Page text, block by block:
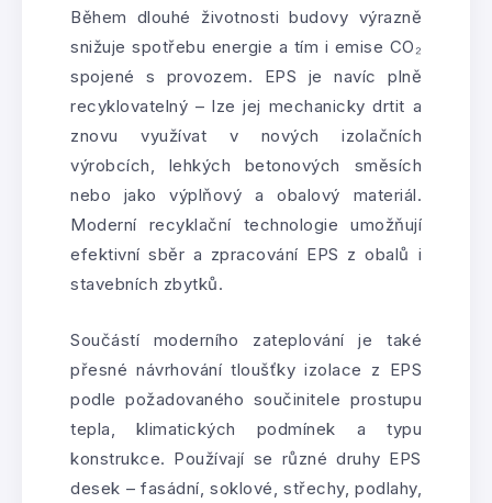
Během dlouhé životnosti budovy výrazně
snižuje spotřebu energie a tím i emise CO₂
spojené s provozem. EPS je navíc plně
recyklovatelný – lze jej mechanicky drtit a
znovu využívat v nových izolačních
výrobcích, lehkých betonových směsích
nebo jako výplňový a obalový materiál.
Moderní recyklační technologie umožňují
efektivní sběr a zpracování EPS z obalů i
stavebních zbytků.
Součástí moderního zateplování je také
přesné návrhování tloušťky izolace z EPS
podle požadovaného součinitele prostupu
tepla, klimatických podmínek a typu
konstrukce. Používají se různé druhy EPS
desek – fasádní, soklové, střechy, podlahy,